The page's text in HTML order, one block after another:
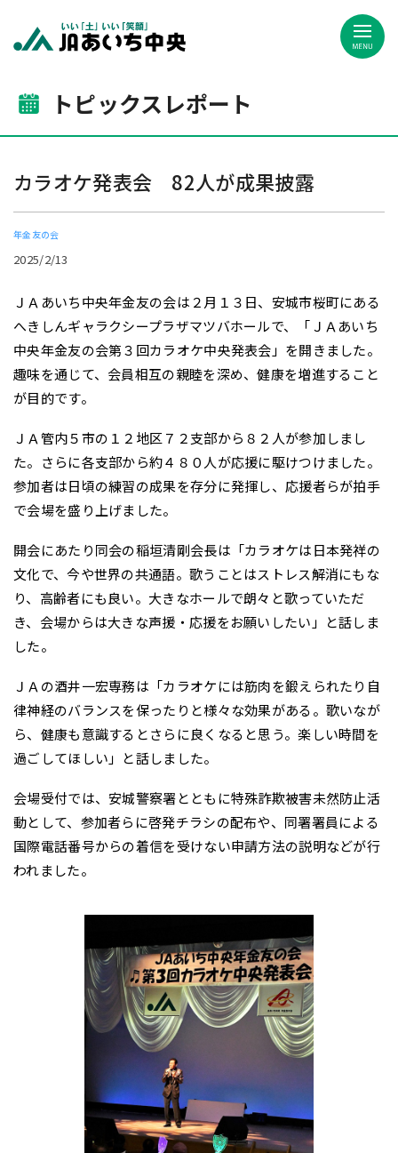
トピックスレポート
カラオケ発表会 82人が成果披露
年金友の会
2025/2/13
ＪＡあいち中央年金友の会は２月１３日、安城市桜町にある
へきしんギャラクシープラザマツバホールで、「ＪＡあいち
中央年金友の会第３回カラオケ中央発表会」を開きました。
趣味を通じて、会員相互の親睦を深め、健康を増進すること
が目的です。
ＪＡ管内５市の１２地区７２支部から８２人が参加しまし
た。さらに各支部から約４８０人が応援に駆けつけました。
参加者は日頃の練習の成果を存分に発揮し、応援者らが拍手
で会場を盛り上げました。
開会にあたり同会の稲垣清剛会長は「カラオケは日本発祥の
文化で、今や世界の共通語。歌うことはストレス解消にもな
り、高齢者にも良い。大きなホールで朗々と歌っていただ
き、会場からは大きな声援・応援をお願いしたい」と話しま
した。
ＪＡの酒井一宏専務は「カラオケには筋肉を鍛えられたり自
律神経のバランスを保ったりと様々な効果がある。歌いなが
ら、健康も意識するとさらに良くなると思う。楽しい時間を
過ごしてほしい」と話しました。
会場受付では、安城警察署とともに特殊詐欺被害未然防止活
動として、参加者らに啓発チラシの配布や、同署署員による
国際電話番号からの着信を受けない申請方法の説明などが行
われました。